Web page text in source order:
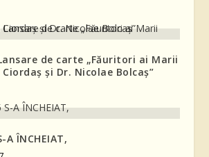
de carte „Făuritori ai Marii
și Dr. Nicolae Bolcaș”
A ÎNCHEIAT,